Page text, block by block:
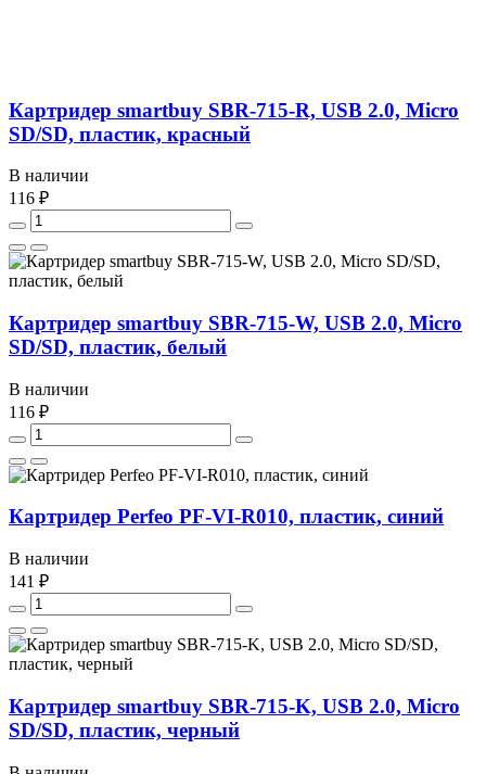
Картридер smartbuy SBR-715-R, USB 2.0, Micro
SD/SD, пластик, красный
В наличии
116 ₽
Картридер smartbuy SBR-715-W, USB 2.0, Micro
SD/SD, пластик, белый
В наличии
116 ₽
Картридер Perfeo PF-VI-R010, пластик, синий
В наличии
141 ₽
Картридер smartbuy SBR-715-K, USB 2.0, Micro
SD/SD, пластик, черный